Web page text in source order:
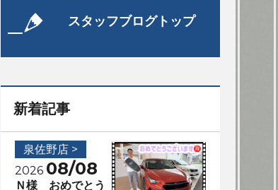
スタッフブログトップ
新着記事
泉佐野店 >
2026 08/08
Ｎ様 おめでとう